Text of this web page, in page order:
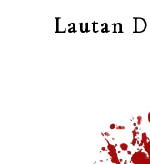
Lautan